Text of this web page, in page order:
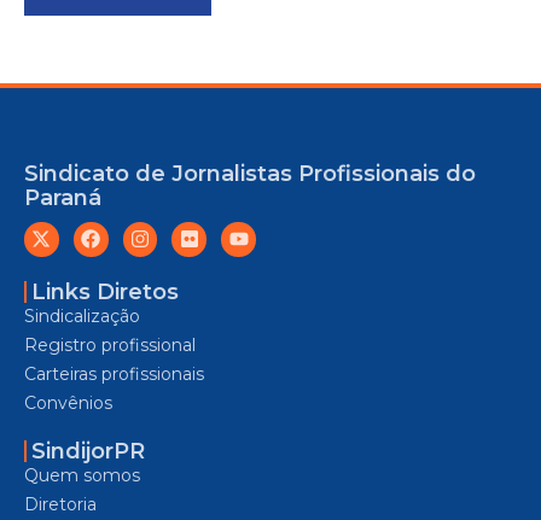
Sindicato de Jornalistas Profissionais do
Paraná
Links Diretos
Sindicalização
Registro profissional
Carteiras profissionais
Convênios
SindijorPR
Quem somos
Diretoria